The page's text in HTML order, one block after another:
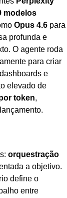
modelos
Opus 4.6 para
para pesquisa profunda e
O agente roda
para criar
e
elevado de
token,
orquestração
a objetivo.
define o
entre